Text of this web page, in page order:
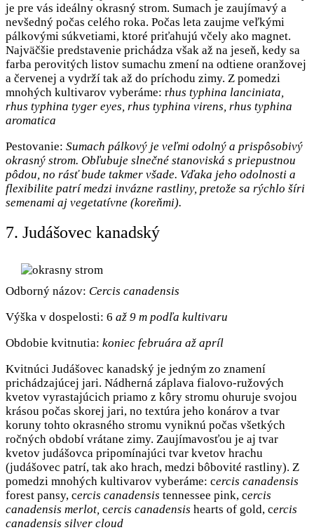
je pre vás ideálny okrasný strom. Sumach je zaujímavý a
nevšedný počas celého roka. Počas leta zaujme veľkými
pálkovými súkvetiami, ktoré priťahujú včely ako magnet.
Najväčšie predstavenie prichádza však až na jeseň, kedy sa
farba perovitých listov sumachu zmení na odtiene oranžovej
a červenej a vydrží tak až do príchodu zimy. Z pomedzi
mnohých kultivarov vyberáme: rhus typhina lanciniata,
rhus typhina tyger eyes, rhus typhina virens, rhus typhina
aromatica
Pestovanie: Sumach pálkový je veľmi odolný a prispôsobivý
okrasný strom. Obľubuje slnečné stanoviská s priepustnou
pôdou, no rásť bude takmer všade. Vďaka jeho odolnosti a
flexibilite patrí medzi invázne rastliny, pretože sa rýchlo šíri
semenami aj vegetatívne (koreňmi).
7. Judášovec kanadský
Odborný názov: Cercis canadensis
Výška v dospelosti: 6 až 9 m podľa kultivaru
Obdobie kvitnutia: koniec februára až apríl
Kvitnúci Judášovec kanadský je jedným zo znamení
prichádzajúcej jari. Nádherná záplava fialovo-ružových
kvetov vyrastajúcich priamo z kôry stromu ohuruje svojou
krásou počas skorej jari, no textúra jeho konárov a tvar
koruny tohto okrasného stromu vyniknú počas všetkých
ročných období vrátane zimy. Zaujímavosťou je aj tvar
kvetov judášovca pripomínajúci tvar kvetov hrachu
(judášovec patrí, tak ako hrach, medzi bôbovité rastliny). Z
pomedzi mnohých kultivarov vyberáme: cercis canadensis
forest pansy, cercis canadensis tennessee pink, cercis
canadensis merlot, cercis canadensis hearts of gold, cercis
canadensis silver cloud